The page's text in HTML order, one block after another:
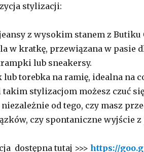
stylizacji:
z wysokim stanem z Butiku
w kratkę, przewiązana w pasie
lub sneakersy.
lub torebka na ramię, idealna na
takim stylizacjom możesz czuć
od tego, czy masz
czy spontaniczne wyjście
dostępna tutaj >>> https://